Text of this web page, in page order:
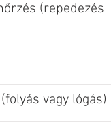
(repedezés
vagy lógás)